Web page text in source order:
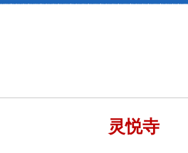
灵悦寺